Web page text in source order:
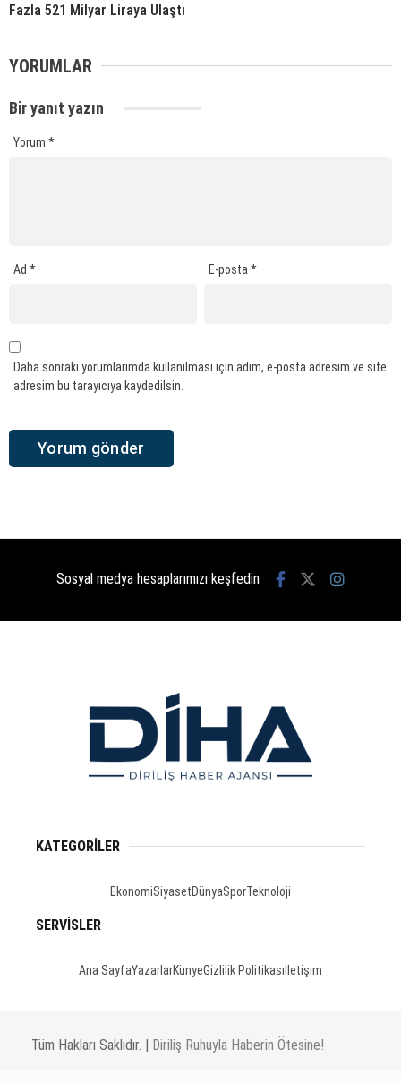
Fazla 521 Milyar Liraya Ulaştı
YORUMLAR
Bir yanıt yazın
Yorum *
Ad * E-posta*
Daha sonraki yorumlarımda kullanılması için adım, e-posta adresim ve site
adresim bu tarayıcıya kaydedilsin.
Sosyal medya hesaplarımızı keşfedin
KATEGORİLER
EkonomiSiyasetDünyaSporTeknoloji
SERVİSLER
Ana SayfaYazarlarKünyeGizlilik Politikasıİletişim
Tüm Hakları Saklıdır. | Diriliş Ruhuyla Haberin Ötesine!